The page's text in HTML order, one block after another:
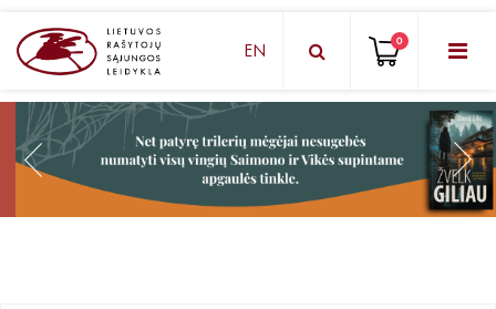
KNYGŲ DĖŽUTĖ - STAIGMENA
Grožinė literatūra
EN 0